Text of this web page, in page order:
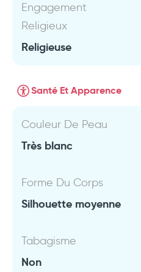
Engagement
Religieux
Religieuse
Santé Et Apparence
Couleur De Peau
Très blanc
Forme Du Corps
Silhouette moyenne
Tabagisme
Non